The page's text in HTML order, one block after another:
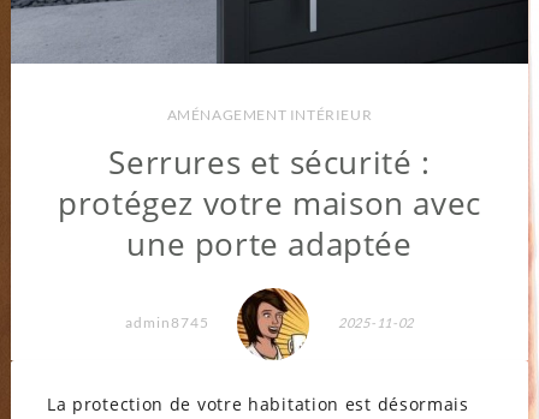
AMÉNAGEMENT INTÉRIEUR
Serrures et sécurité :
protégez votre maison avec
une porte adaptée
admin8745 2025-11-02
La protection de votre habitation est désormais